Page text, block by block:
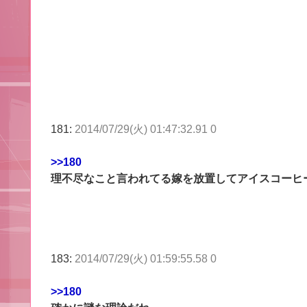
181: 2014/07/29(火) 01:47:32.91 0
>>180
理不尽なこと言われてる嫁を放置してアイスコー
183: 2014/07/29(火) 01:59:55.58 0
>>180